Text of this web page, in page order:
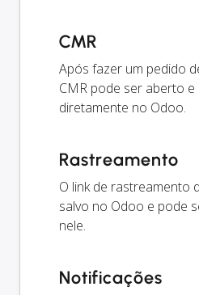
CMR
Após fazer um pedido
CMR pode ser aberto e
diretamente no Odoo.
Rastreamento
O link de rastreamento
salvo no Odoo e pode
nele.
Notificações